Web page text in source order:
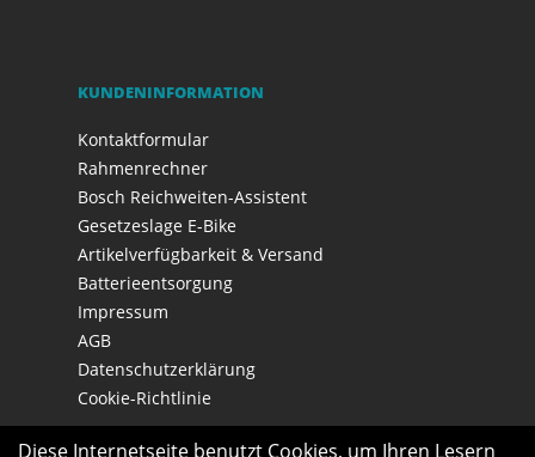
KUNDENINFORMATION
Kontaktformular
Rahmenrechner
Bosch Reichweiten-Assistent
Gesetzeslage E-Bike
Artikelverfügbarkeit & Versand
Batterieentsorgung
Impressum
AGB
Datenschutzerklärung
Cookie-Richtlinie
Diese Internetseite benutzt Cookies, um Ihren Lesern